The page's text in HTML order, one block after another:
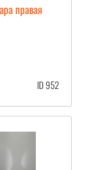
правая
ID 952